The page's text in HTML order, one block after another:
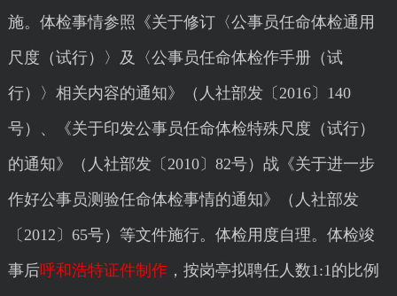
施。体检事情参照《关于修订〈公事员任命体检通用
尺度（试行）〉及〈公事员任命体检作手册（试
行）〉相关内容的通知》（人社部发〔2016〕140
号）、《关于印发公事员任命体检特殊尺度（试行）
的通知》（人社部发〔2010〕82号）战《关于进一步
作好公事员测验任命体检事情的通知》（人社部发
〔2012〕65号）等文件施行。体检用度自理。体检竣
事后呼和浩特证件制作，按岗亭拟聘任人数1:1的比例